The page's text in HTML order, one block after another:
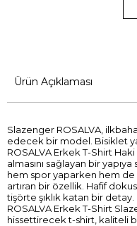
Ürün Açıklaması
Slazenger ROSALVA,
edecek bir model. Bisiklet
ROSALVA Erkek T-Shirt
almasını sağlayan bir yapıya
hem spor yaparken hem de
artıran bir özellik. Hafif
tişörte şıklık katan bir
ROSALVA Erkek T-Shirt
hissettirecek t-shirt, kaliteli